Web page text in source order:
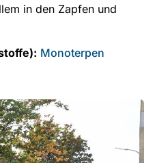
in den Zapfen und
Monoterpen